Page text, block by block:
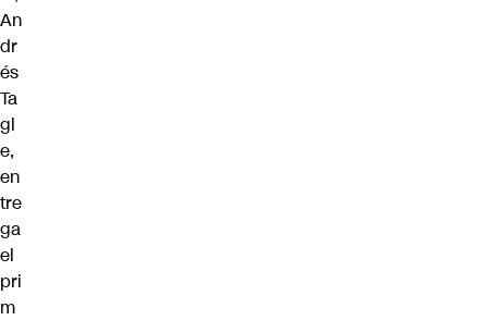
An
dr
és
Ta
gl
e,
en
tre
ga
el
pri
m